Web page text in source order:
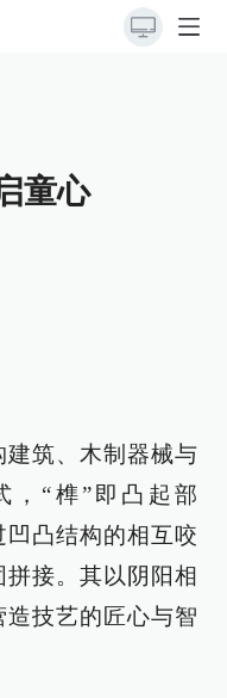
童心
筑、木制器械与
，“榫”即凸起部
凸结构的相互咬
接。其以阴阳相
技艺的匠心与智